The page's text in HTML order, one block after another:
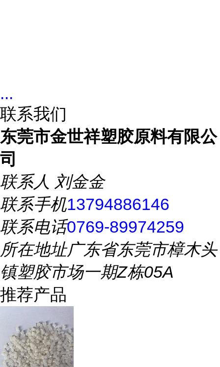
...
联系我们
东莞市金世祥塑胶原料有限公
司
联系人 刘金金
联系手机13794886146
联系电话0769-89974259
所在地址广东省东莞市樟木头
镇塑胶市场一期Z栋05A
推荐产品